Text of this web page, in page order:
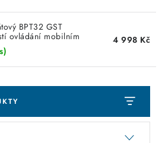
BPT32 GST
ovládání mobilním
4 998 Kč